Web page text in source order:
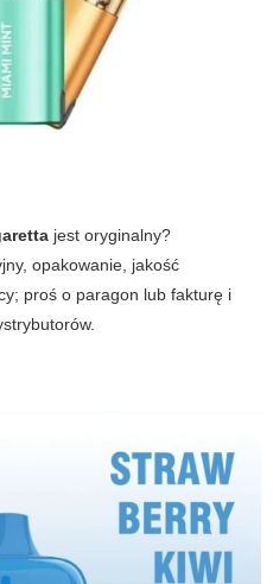
jest oryginalny?
opakowanie, jakość
proś o paragon lub fakturę i